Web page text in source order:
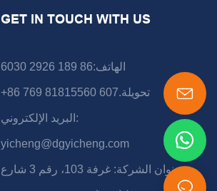
GET IN TOUCH WITH US
الهاتف:86 189 2926 6030
+86 769 81815560 تحويلة.607
البريد الإلكتروني:
yicheng@dgyicheng.com
عنوان الشركة: غرفة 103، رقم 3 شارع